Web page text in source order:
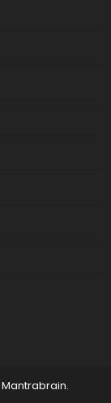
Mantrabrain.